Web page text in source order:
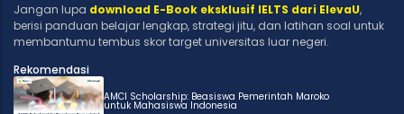
Jangan lupa download E-Book eksklusif IELTS dari ElevaU,
berisi panduan belajar lengkap, strategi jitu, dan latihan soal untuk
membantumu tembus skor target universitas luar negeri.
Rekomendasi
AMCI Scholarship: Beasiswa Pemerintah Maroko
untuk Mahasiswa Indonesia